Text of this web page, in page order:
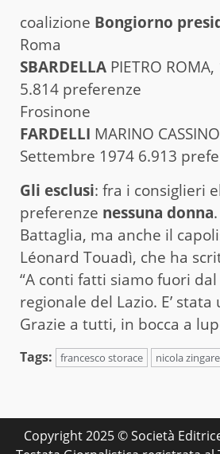
coalizione Bongiorno
Roma
SBARDELLA PIETRO
5.814 preferenze
Frosinone
FARDELLI MARINO
Settembre 1974 6.913
Gli esclusi: fra i consiglieri
preferenze nessuna donna
Battaglia, ma anche il
Léonard Touadì, che ha
“A conti fatti siamo fuori
regionale del Lazio. E’
Grazie a tutti, in bocca a
Tags: francesco storace nicola
Copyright 2025 © Società